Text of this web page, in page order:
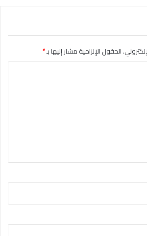
الحقول الإلزامية مشار إليها بـ*